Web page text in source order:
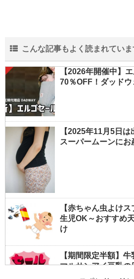
こんな記事もよく読まれていま
【2026年開催中】
70％OFF！ダッド
【2025年11月5日
スーパームーンにお
【赤ちゃん虫よけ
生児OK～おすすめ
け
【期間限定半額】
マルサンアイ豆乳